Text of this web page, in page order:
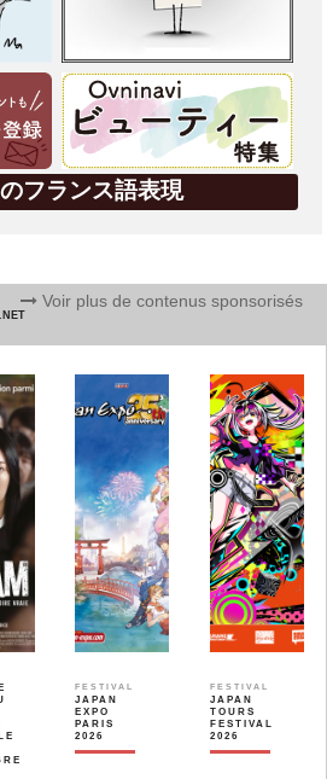
フランス語表現
Voir plus de contenus sponsorisés
FESTIVAL
JAPAN
EXPO
PARIS
2026
FESTIVAL
JAPAN
TOURS
FESTIVAL
2026